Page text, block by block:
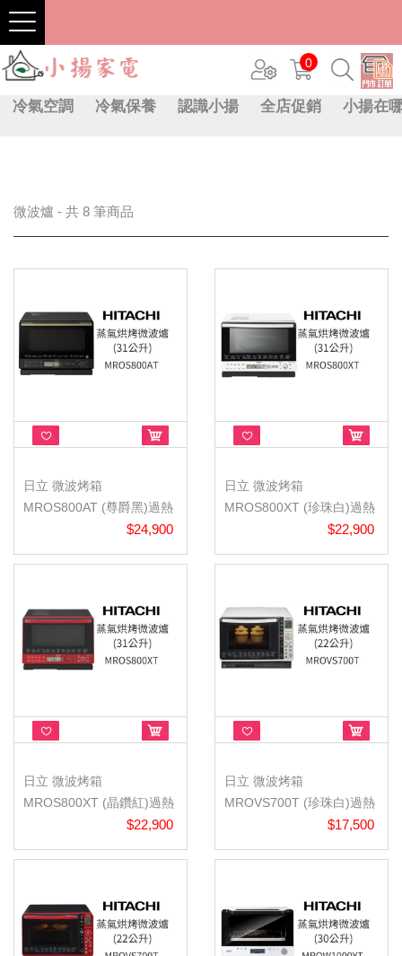
0
冷氣空調 冷氣保養 認識小揚 全店促銷 小揚在
微波爐 - 共 8 筆商品
日立 微波烤箱
MROS800AT (尊爵黑)過熱
$24,900
日立 微波烤箱
MROS800XT (珍珠白)過熱
$22,900
日立 微波烤箱
MROS800XT (晶鑽紅)過熱
$22,900
日立 微波烤箱
MROVS700T (珍珠白)過熱
$17,500